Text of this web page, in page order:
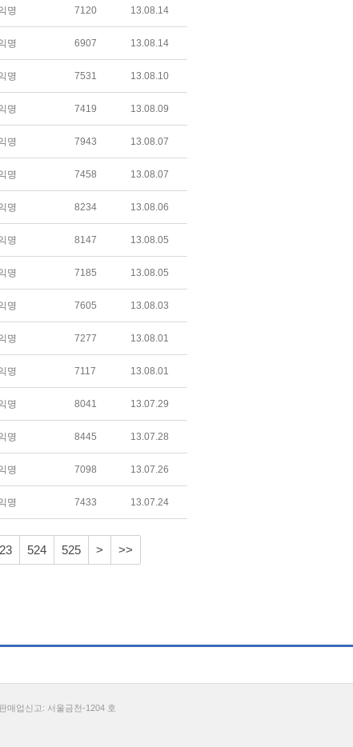
명 7120 13.08.14
명 6907 13.08.14
명 7531 13.08.10
명 7419 13.08.09
명 7943 13.08.07
명 7458 13.08.07
명 8234 13.08.06
명 8147 13.08.05
명 7185 13.08.05
명 7605 13.08.03
명 7277 13.08.01
명 7117 13.08.01
명 8041 13.07.29
명 8445 13.07.28
명 7098 13.07.26
명 7433 13.07.24
524 525 > >>
매업신고: 서울금천-1204 호